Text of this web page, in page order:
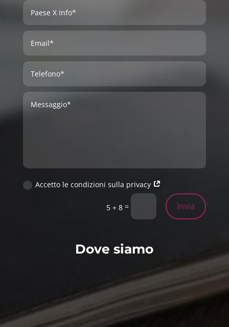
Accetto le condizioni sulla privacy
5 + 8 = Invia
Dove siamo